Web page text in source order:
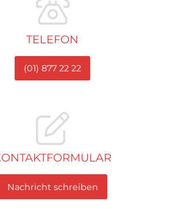
TELEFON
(01) 877 22 22
Nachricht schreiben